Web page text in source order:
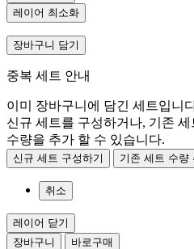
레이어 최소화
장바구니 담기
중복 세트 안내
이미 장바구니에 담긴 세트입니
신규 세트를 구성하거나, 기존 세
수량을 추가 할 수 있습니다.
신규 세트 구성하기 기존 세트 수량
취소
레이어 닫기
장바구니
바로구매